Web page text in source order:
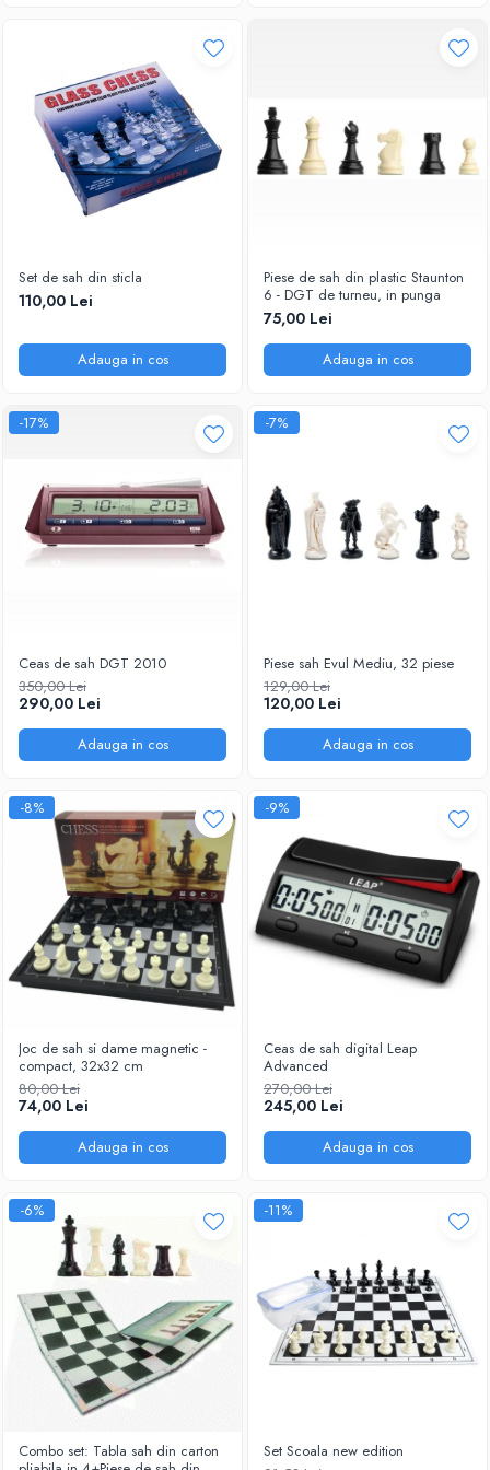
Sah Magnetic India
Set Sah + Table/backgammon
Seturi Sah
Ceasuri De Sah Digitale
Step 1
Step 3
Step 5
Tabla De Demonstratie
Tactica
Set de sah din sticla
110,00 Lei
Adauga in cos
Piese de sah din plastic Staunton
6 - DGT de turneu, in punga
75,00 Lei
Adauga in cos
-17%
Ceas de sah DGT 2010
350,00 Lei
290,00 Lei
Adauga in cos
-7%
Piese sah Evul Mediu, 32 piese
129,00 Lei
120,00 Lei
Adauga in cos
-8%
Joc de sah si dame magnetic -
compact, 32x32 cm
80,00 Lei
74,00 Lei
Adauga in cos
-9%
Ceas de sah digital Leap
Advanced
270,00 Lei
245,00 Lei
Adauga in cos
-6%
Combo set: Tabla sah din carton
-11%
Set Scoala new edition